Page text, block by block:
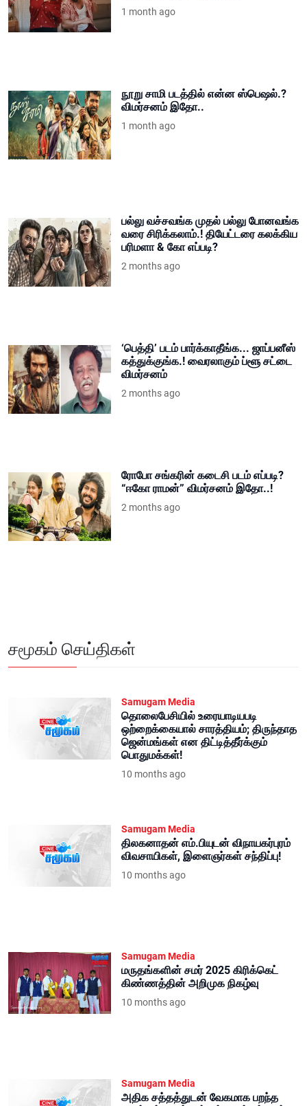
1 month ago
நூறு சாமி படத்தில் என்ன ஸ்பெஷல்.?
விமர்சனம் இதோ..
1 month ago
பல்லு வச்சவங்க முதல் பல்லு போனவங்க
வரை சிரிக்கலாம்.! தியேட்டரை கலக்கிய
பரிமளா & கோ எப்படி?
2 months ago
‘பெத்தி’ படம் பார்க்காதீங்க... ஜாப்பனீஸ்
கத்துக்குங்க.! வைரலாகும் ப்ளூ சட்டை
விமர்சனம்
2 months ago
ரோபோ சங்கரின் கடைசி படம் எப்படி?
“ஈகோ ராமன்” விமர்சனம் இதோ..!
2 months ago
சமூகம் செய்திகள்
Samugam Media
தொலைபேசியில் உரையாடியபடி
ஒற்றைக்கையால் சாரத்தியம்; திருந்தாத
ஜென்மங்கள் என திட்டித்தீர்க்கும்
பொதுமக்கள்!
10 months ago
Samugam Media
திலகனாதன் எம்.பியுடன் விநாயகர்புரம்
விவசாயிகள், இளைஞர்கள் சந்திப்பு!
10 months ago
Samugam Media
மருதங்களின் சமர் 2025 கிரிக்கெட்
கிண்ணத்தின் அறிமுக நிகழ்வு
10 months ago
Samugam Media
அதிக சத்தத்துடன் வேகமாக பறந்த